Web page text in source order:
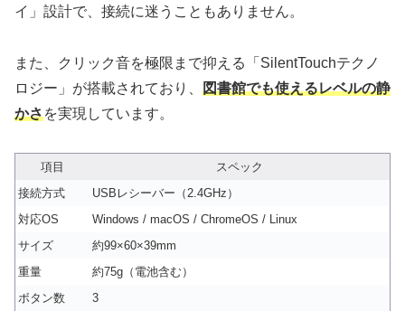
イ」設計で、接続に迷うこともありません。
また、クリック音を極限まで抑える「SilentTouchテクノ
ロジー」が搭載されており、 図書館でも使えるレベルの静
かさを実現しています。
項目
スペック
接続方式
USBレシーバー（2.4GHz）
対応OS
Windows / macOS / ChromeOS / Linux
サイズ
約99×60×39mm
重量
約75g（電池含む）
ボタン数
3